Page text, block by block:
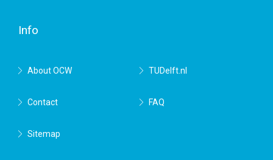
Info
About OCW TUDelft.nl
Contact FAQ
Sitemap